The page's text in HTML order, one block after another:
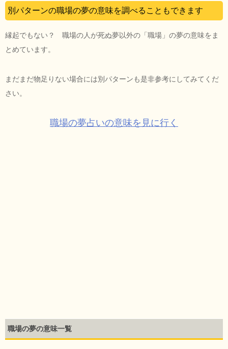
別パターンの職場の夢の意味を調べることもできます
縁起でもない？ 職場の人が死ぬ夢以外の「職場」の夢の意味をま
とめています。
まだまだ物足りない場合には別パターンも是非参考にしてみてくだ
さい。
職場の夢占いの意味を見に行く
職場の夢の意味一覧